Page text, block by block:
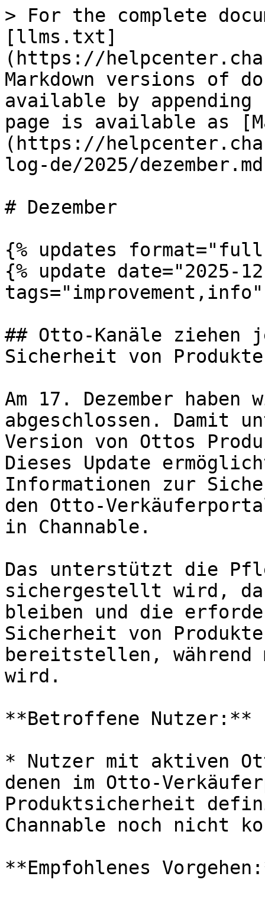
> For the complete
[llms.txt]
(https://
Markdown versions of
available by
page is available as
(https://
log-de/2025/
# Dezember
{% updates
{% update date="2025-
## Otto-Kanäle ziehen
Sicherheit von
Am 17. Dezember
abgeschlossen. Damit
Version von Ottos
Dieses Update
Informationen zur
den Otto-
in Channable.
Das unterstützt die
sichergestellt wird,
bleiben und die
Sicherheit von
bereitstellen, während
wird.
**Betroffene Nutzer:**
* Nutzer mit aktiven
denen im Otto-
Produktsicherheit
Channable noch nicht
**Empfohlenes